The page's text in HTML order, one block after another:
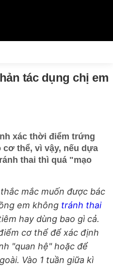
tác dụng chị em
xác thời điểm trứng
thể, vì vậy, nếu dựa
thai thì quá "mạo
mắc muốn được bác
em không tránh thai
hay dùng bao gì cả.
cơ thể để xác định
"quan hệ" hoặc để
Vào 1 tuần giữa kì